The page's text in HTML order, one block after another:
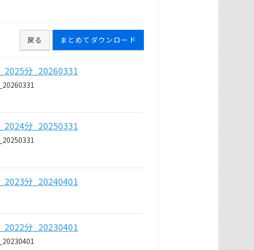
まとめてダウンロード
戻る
分_20260331
分_20250331
分_20240401
分_20230401